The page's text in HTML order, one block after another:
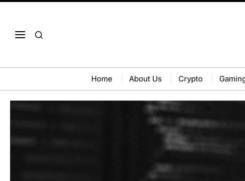
Home About Us Crypto